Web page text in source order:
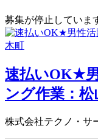
募集が停止していま
速払いOK★
ング作業：
株式会社テクノ・サ